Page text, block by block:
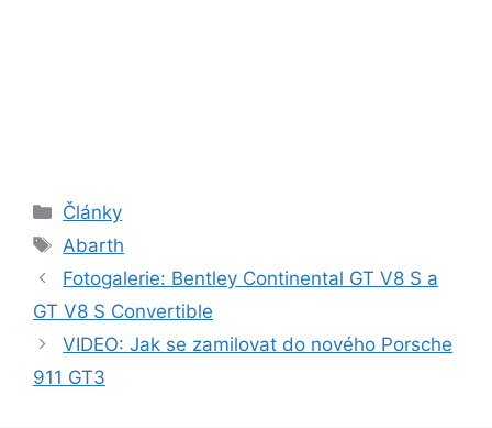
Rubriky
Články
Štítky
Abarth
Fotogalerie: Bentley Continental GT V8 S a
GT V8 S Convertible
VIDEO: Jak se zamilovat do nového Porsche
911 GT3